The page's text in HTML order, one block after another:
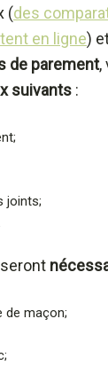
(des
en ligne)
de parement,
suivants :
joints;
de maçon;